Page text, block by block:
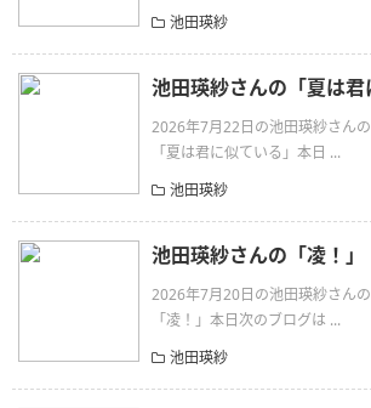
池田瑛紗
池田瑛紗さんの「夏は君
2026年7月22日の池田瑛紗さん
「夏は君に似ている」本日 ...
池田瑛紗
池田瑛紗さんの「凌！」
2026年7月20日の池田瑛紗さん
「凌！」本日次のブログは ...
池田瑛紗